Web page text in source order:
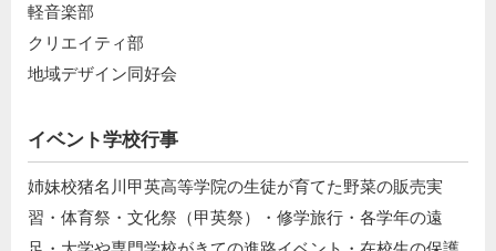
軽音楽部
クリエイティ部
地域デザイン同好会
イベント学校行事
姉妹校猪名川甲英高等学院の生徒が育てた野菜の販売実
習・体育祭・文化祭（甲英祭）・修学旅行・各学年の遠